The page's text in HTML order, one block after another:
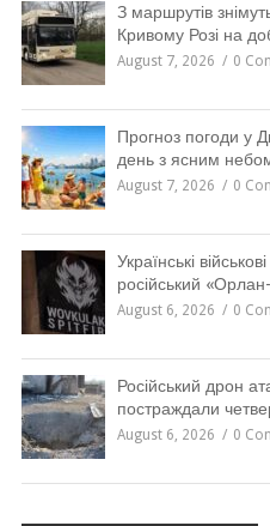
З маршрутів
Кривому Розі на
August 7, 2026 0
Прогноз погоди у
день з ясним
August 7, 2026 0
Українські
російський
August 6, 2026 0
Російський дрон
постраждали
August 6, 2026 0